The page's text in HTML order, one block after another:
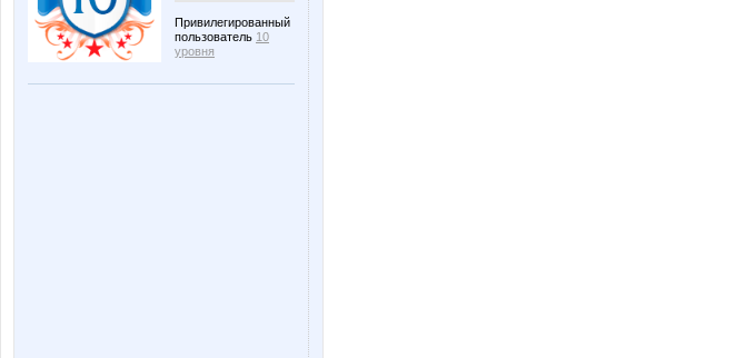
Привилегированный
пользователь 10
уровня